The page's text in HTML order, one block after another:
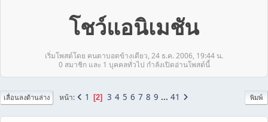
โชว์แอนิเมชัน
เริ่มโพสต์โดย คนตาบอดข้างเดียว, 24 ธ.ค. 2006, 19:44 น.
0 สมาชิก และ 1 บุคคลทั่วไป กำลังเปิดอ่านโพสต์นี้
พิมพ์
เลื่อนลงด้านล่าง หน้า 1 2 3 4 5 6 7 8 9 ... 41